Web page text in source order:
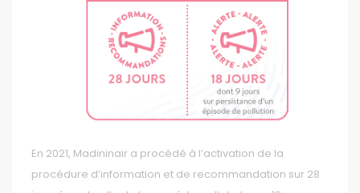
En 2021, Madininair a procédé à l’activation de la
procédure d’information et de recommandation sur 28